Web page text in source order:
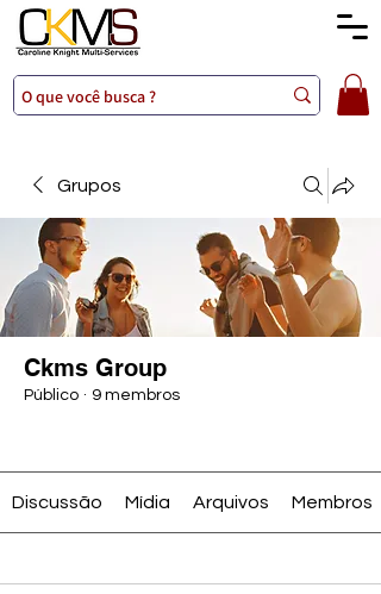
Grupos
Ckms Group
Público · 9 membros
Discussão Mídia Arquivos Membros